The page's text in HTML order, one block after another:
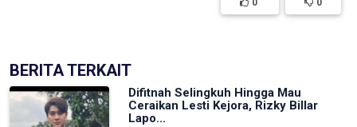
0 0
BERITA TERKAIT
Difitnah Selingkuh Hingga Mau
Ceraikan Lesti Kejora, Rizky Billar
Lapo...